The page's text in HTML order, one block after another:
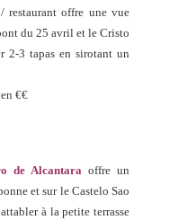
restaurant offre une vue
du 25 avril et le Cristo
2-3 tapas en sirotant un
€€
de Alcantara offre un
et sur le Castelo Sao
à la petite terrasse